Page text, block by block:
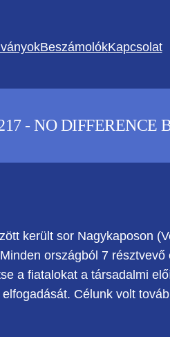
BeszámolókKapcsolat
- NO DIFFERENCE
került sor Nagykaposon
országból 7
a fiatalokat a társadalmi
Célunk volt